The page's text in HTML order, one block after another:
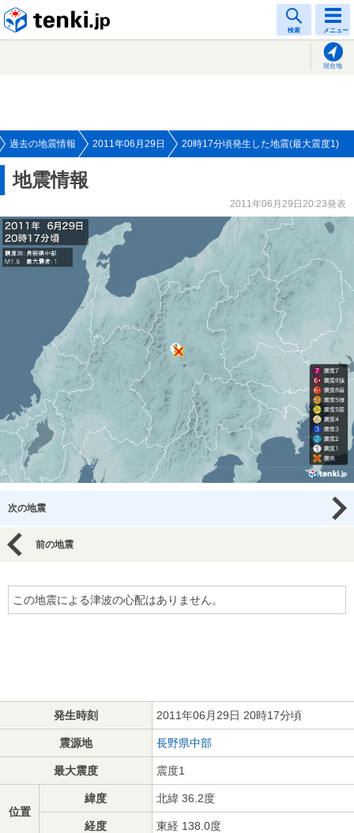
検索 メニュー
現在地
過去の地震情報 2011年06月29日 20時17分頃発生した地震(最大震度1)
地震情報
2011年06月29日20:23発表
次の地震
前の地震
この地震による津波の心配はありません。
発生時刻 2011年06月29日 20時17分頃
震源地 長野県中部
最大震度 震度1
位置
緯度 北緯 36.2度
経度 東経 138.0度